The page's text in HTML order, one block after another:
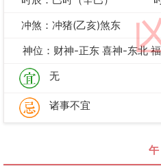
冲煞：冲猪(乙亥)煞东
神位：财神-正东 喜神-东北
无
诸事不宜
午